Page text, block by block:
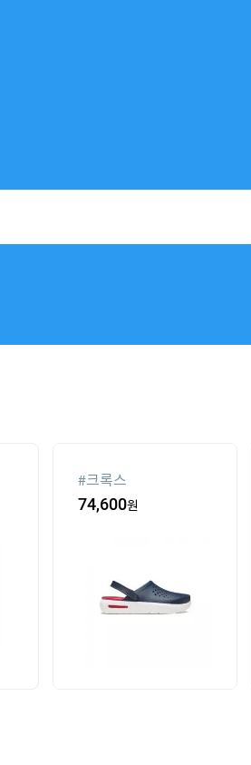
#크록스
74,600원